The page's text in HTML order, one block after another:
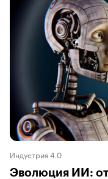
Индустрия 4.0
Эволюция ИИ: от